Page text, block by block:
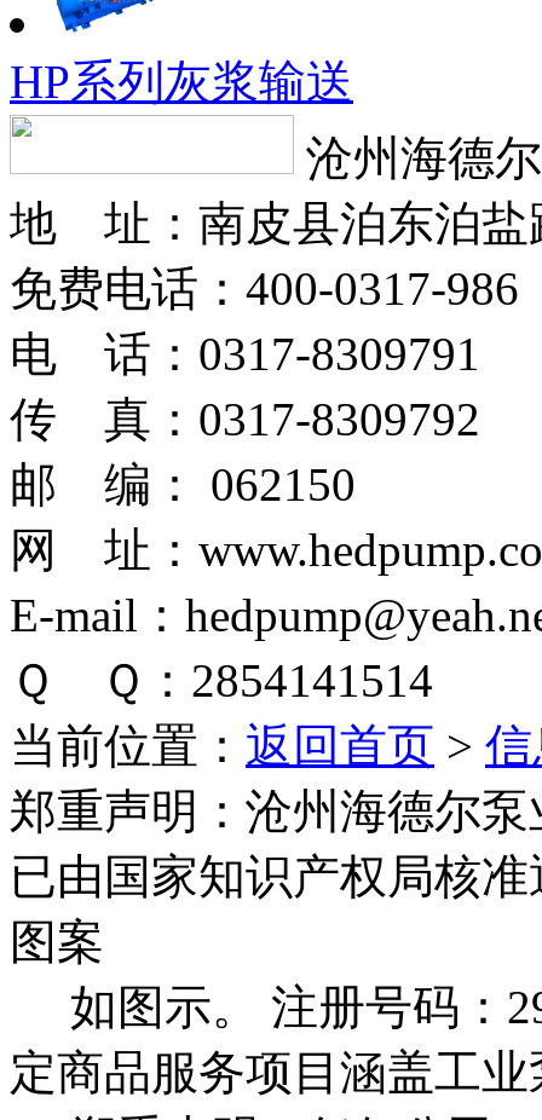
HP系列灰浆输送
沧州海德
地 址：南皮县泊东泊盐
免费电话：400-0317-986
电 话：0317-8309791
传 真：0317-8309792
邮 编： 062150
网 址：
E-mail：
Ｑ Ｑ：2854141514
当前位置： 返回首页 >
郑重声明： 沧州海德尔
已由国家知识产权局核
图案
如图示。 注册号码：
定商品服务项目涵盖工